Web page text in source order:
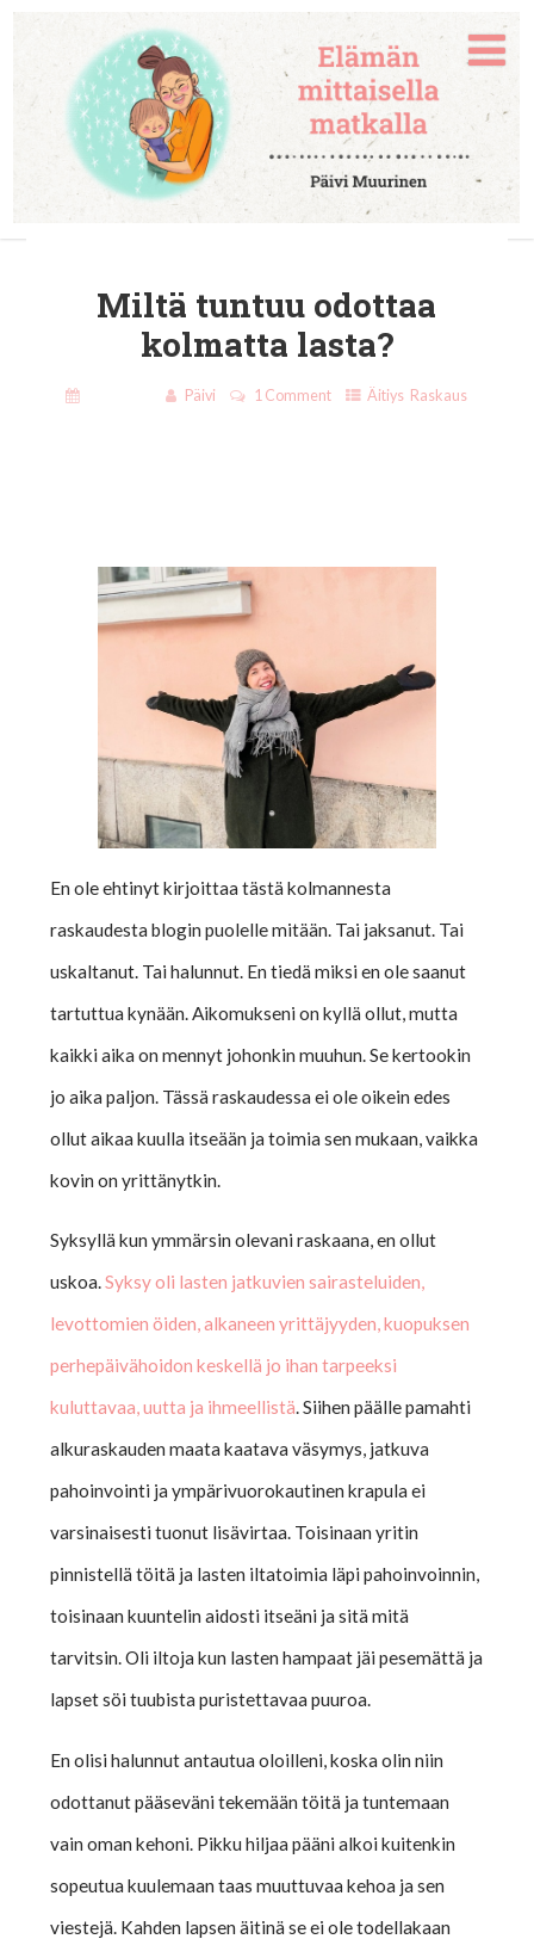
Miltä tuntuu odottaa
kolmatta lasta?
Päivi 1 Comment Äitiys Raskaus
En ole ehtinyt kirjoittaa tästä kolmannesta
raskaudesta blogin puolelle mitään. Tai jaksanut. Tai
uskaltanut. Tai halunnut. En tiedä miksi en ole saanut
tartuttua kynään. Aikomukseni on kyllä ollut, mutta
kaikki aika on mennyt johonkin muuhun. Se kertookin
jo aika paljon. Tässä raskaudessa ei ole oikein edes
ollut aikaa kuulla itseään ja toimia sen mukaan, vaikka
kovin on yrittänytkin.
Syksyllä kun ymmärsin olevani raskaana, en ollut
uskoa.Syksy oli lasten jatkuvien sairasteluiden,
levottomien öiden, alkaneen yrittäjyyden, kuopuksen
perhepäivähoidon keskellä jo ihan tarpeeksi
kuluttavaa, uutta ja ihmeellistä. Siihen päälle pamahti
alkuraskauden maata kaatava väsymys, jatkuva
pahoinvointi ja ympärivuorokautinen krapula ei
varsinaisesti tuonut lisävirtaa. Toisinaan yritin
pinnistellä töitä ja lasten iltatoimia läpi pahoinvoinnin,
toisinaan kuuntelin aidosti itseäni ja sitä mitä
tarvitsin. Oli iltoja kun lasten hampaat jäi pesemättä ja
lapset söi tuubista puristettavaa puuroa.
En olisi halunnut antautua oloilleni, koska olin niin
odottanut pääseväni tekemään töitä ja tuntemaan
vain oman kehoni. Pikku hiljaa pääni alkoi kuitenkin
sopeutua kuulemaan taas muuttuvaa kehoa ja sen
viestejä. Kahden lapsen äitinä se ei ole todellakaan